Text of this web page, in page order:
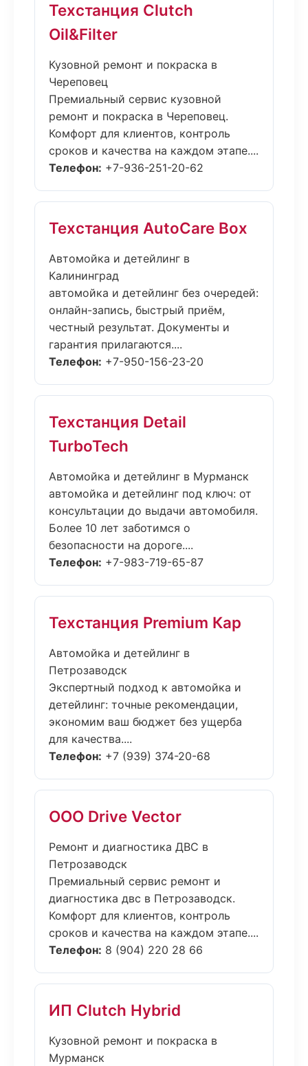
Техстанция Clutch
Oil&Filter
Кузовной ремонт и покраска в
Череповец
Премиальный сервис кузовной
ремонт и покраска в Череповец.
Комфорт для клиентов, контроль
сроков и качества на каждом этапе....
Телефон: +7-936-251-20-62
Техстанция AutoCare Box
Автомойка и детейлинг в
Калининград
автомойка и детейлинг без очередей:
онлайн-запись, быстрый приём,
честный результат. Документы и
гарантия прилагаются....
Телефон: +7-950-156-23-20
Техстанция Detail
TurboTech
Автомойка и детейлинг в Мурманск
автомойка и детейлинг под ключ: от
консультации до выдачи автомобиля.
Более 10 лет заботимся о
безопасности на дороге....
Телефон: +7-983-719-65-87
Техстанция Premium Кар
Автомойка и детейлинг в
Петрозаводск
Экспертный подход к автомойка и
детейлинг: точные рекомендации,
экономим ваш бюджет без ущерба
для качества....
Телефон: +7 (939) 374-20-68
ООО Drive Vector
Ремонт и диагностика ДВС в
Петрозаводск
Премиальный сервис ремонт и
диагностика двс в Петрозаводск.
Комфорт для клиентов, контроль
сроков и качества на каждом этапе....
Телефон: 8 (904) 220 28 66
ИП Clutch Hybrid
Кузовной ремонт и покраска в
Мурманск